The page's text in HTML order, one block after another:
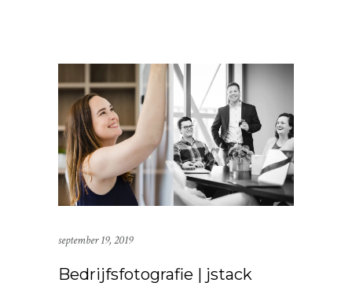
september 19, 2019
Bedrijfsfotografie | jstack